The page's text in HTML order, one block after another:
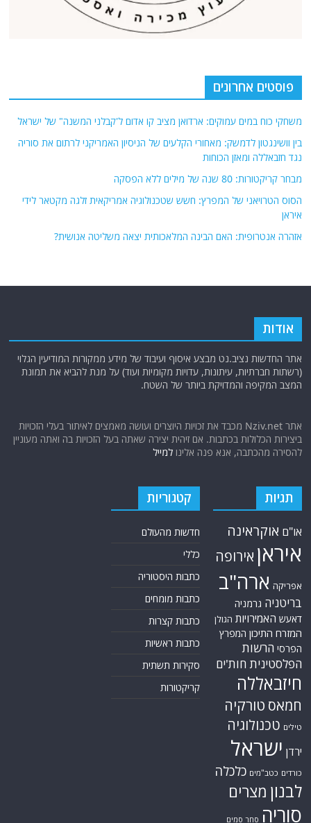
פוסטים אחרונים
משחקי כוח במים עמוקים: ארדואן מציב קו אדום ל'קבלני המשנה" של ישראל
בין וושינגטון לדמשק: מאחורי הקלעים של הניסיון האמריקני לרתום את סוריה
נגד חזבאללה ומאזן הכוחות
מבחר קריקטורות: 80 שנה של מילים ללא הפסקה
הסוס הטרויאני של המפרץ: חשש שטכנולוגיה אמריקאית זלגה מקטאר לידי
איראן
אזהרה אנטרופית: האם הבינה המלאכותית יצאה משליטה אנושית?
אודות
אתר החדשות נציב.נט מבצע איסוף ועיבוד של מידע ממקורות המודיעין הגלוי
(רשתות חברתיות, עיתונות, עדויות מקומיות ועוד) על מנת להביא את תמונת
המצב המקיפה והמדויקת ביותר של השטח.
אתר Nziv.net מכבד את זכויות היוצרים ועושה מאמצים לאיתור בעלי הזכויות
ביצירות הכלולות בכתבות. אם זיהית יצירה שאתה בעל הזכויות בה ואתה מעוניין
להסירה מהכתבה, אנא פנה אלינולמייל
תגיות
או"ם אוקראינה
איראן אירופה
אפריקה ארה"ב
בריטניה גרמניה
דאעש האמירויות הגולן
המזרח התיכון המפרץ
הפרסי הרשות
הפלסטינית חות'ים
חיזבאללה
חמאס טורקיה
טילים טכנולוגיה
ירדן ישראל
כורדים כטב"מים כלכלה
לבנון מצרים
סוריה סחר סמים
קטגוריות
חדשות מהעולם
כללי
כתבות היסטוריה
כתבות מומחים
כתבות קצרות
כתבות ראשיות
סקירות תשתית
קריקטורות